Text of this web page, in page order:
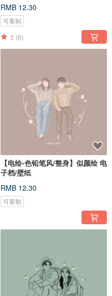
RMB 12.30
可客制
5 (6)
【电绘-色铅笔风/整身】似颜绘 电
子档/壁纸
RMB 12.30
可客制